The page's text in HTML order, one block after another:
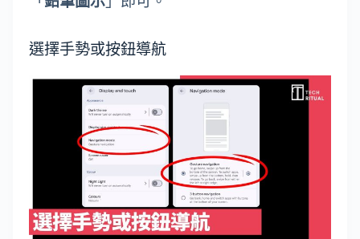
選擇手勢或按鈕導航